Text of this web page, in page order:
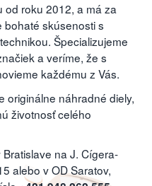
od roku 2012, a má za
bohaté skúsenosti s
Špecializujeme
a veríme, že s
každému z Vás.
originálne náhradné diely,
životnosť celého
na J. Cígera-
alebo v OD Saratov,